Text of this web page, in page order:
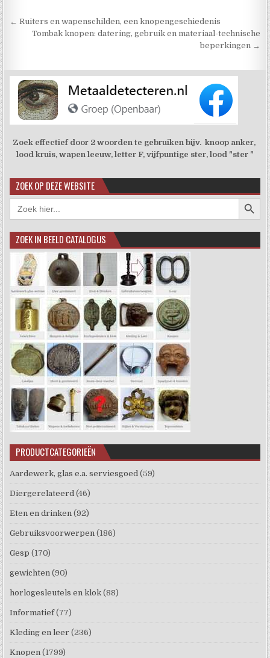
Berichtnavigatie
← Ruiters en wapenschilden, een knopengeschiedenis
Tombak knopen: datering, gebruik en materiaal-technische
beperkingen →
Zoek effectief door 2 woorden te gebruiken bijv. knoop anker,
lood kruis, wapen leeuw, letter F, vijfpuntige ster, lood "ster "
ZOEK OP DEZE WEBSITE
Zoek
naar:
ZOEK IN BEELD CATALOGUS
PRODUCTCATEGORIEËN
Aardewerk, glas e.a. serviesgoed (59)
Diergerelateerd (46)
Eten en drinken (92)
Gebruiksvoorwerpen (186)
Gesp (170)
gewichten (90)
horlogesleutels en klok (88)
Informatief (77)
Kleding en leer (236)
Knopen (1799)